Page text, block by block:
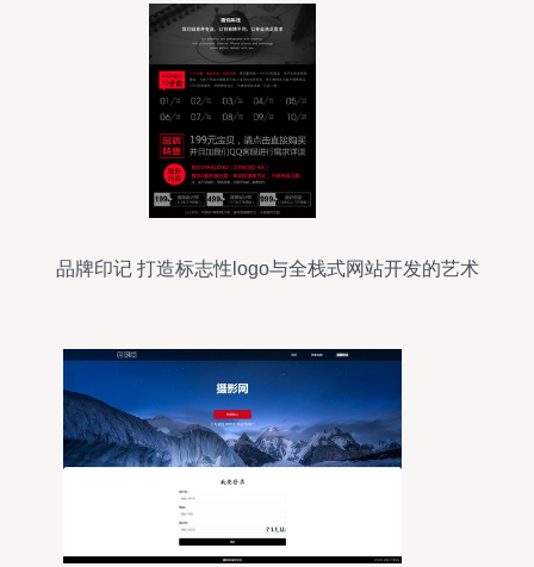
品牌印记 打造标志性logo与全栈式网站开发的艺术